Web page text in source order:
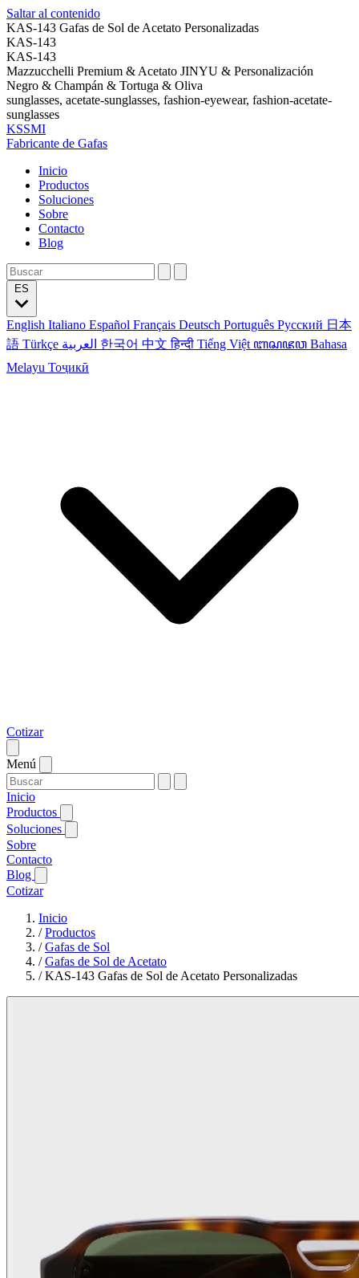
Saltar al contenido
KAS-143 Gafas de Sol de Acetato Personalizadas
KAS-143
KAS-143
Mazzucchelli Premium & Acetato JINYU & Personalización
Negro & Champán & Tortuga & Oliva
sunglasses, acetate-sunglasses, fashion-eyewear, fashion-acetate-
sunglasses
KSSMI
Fabricante de Gafas
Inicio
Productos
Soluciones
Sobre
Contacto
Blog
English Italiano Español Français Deutsch Português Русский 日本
語 Türkçe 한국어 中文हिन्दी Tiếng Việt ꦧꦱꦗꦮ Bahasa
Melayu Тоҷикӣ
Cotizar
Menú
Inicio
Productos
Soluciones
Sobre
Contacto
Blog
Cotizar
Inicio
/Productos
/Gafas de Sol
/Gafas de Sol de Acetato
/KAS-143 Gafas de Sol de Acetato Personalizadas